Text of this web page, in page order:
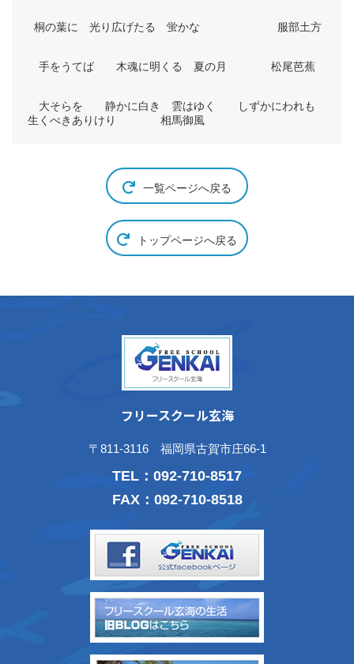
桐の葉に 光り広げたる 蛍かな 服部土方
手をうてば 木魂に明くる 夏の月 松尾芭蕉
大そらを 静かに白き 雲はゆく しずかにわれも
生くべきありけり 相馬御風
一覧ページへ戻る
トップページへ戻る
フリースクール玄海
〒811-3116 福岡県古賀市庄66-1
TEL： 092-710-8517
FAX：092-710-8518